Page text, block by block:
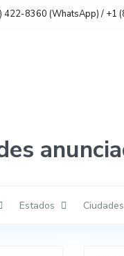
422-8360 (WhatsApp) / +1
Estados Ciudades